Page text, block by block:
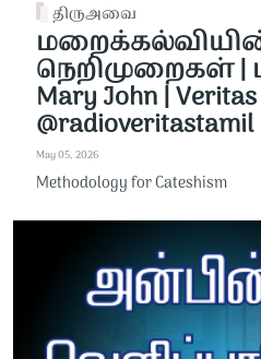
திருஅவை
நெறிமுறைகள் |
Mary John |
@radioveritastamil ​
May 05, 2026
Methodology for Cateshism